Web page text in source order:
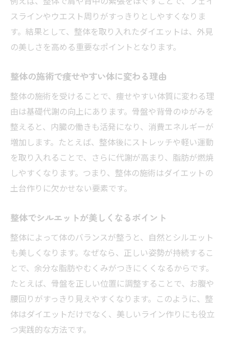
スラインやウエスト周りがすっきりとしやすくなりま
す。結果として、整体を取り入れたダイエットは、外見
の美しさを高める重要なポイントとなります。
整体の施術で痩せやすい体に変わる理由
整体の施術を受けることで、痩せやすい体質に変わる理
由は基礎代謝の向上にあります。骨盤や背骨のゆがみを
整えると、内臓の働きも活発になり、消費エネルギーが
増加します。たとえば、整体後にストレッチや軽い運動
を取り入れることで、さらに代謝が高まり、脂肪が燃焼
しやすくなります。つまり、整体の施術はダイエットの
土台作りに欠かせない要素です。
整体でシルエットが美しくなるポイント
整体によって体のバランスが整うと、自然とシルエット
も美しくなります。なぜなら、正しい姿勢が持続するこ
とで、余分な脂肪やむくみがつきにくくなるからです。
たとえば、骨盤を正しい位置に調整することで、お腹や
腰回りがすっきり見えやすくなります。このように、整
体はダイエットだけでなく、美しいライン作りにも役立
つ実践的な方法です。